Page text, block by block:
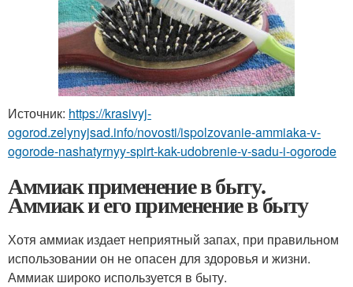
Источник: https://krasivyj-
ogorod.zelynyjsad.info/novosti/ispolzovanie-ammiaka-v-
ogorode-nashatyrnyy-spirt-kak-udobrenie-v-sadu-i-ogorode
Аммиак применение в быту.
Аммиак и его применение в быту
Хотя аммиак издает неприятный запах, при правильном
использовании он не опасен для здоровья и жизни.
Аммиак широко используется в быту.